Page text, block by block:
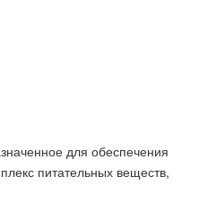
для обеспечения
питательных веществ,